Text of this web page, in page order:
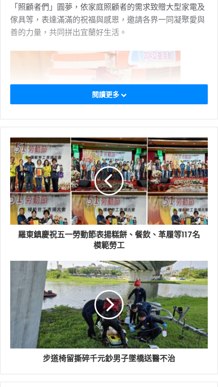
「照顧者們」圓夢，依家庭照顧者的需求致贈大型家電及
傢具等，表達滿滿的祝福與感恩，邀請各界一同凝聚愛與
善的力量，共同拼出宜蘭好生活。
孩子別怕，還有我在
大人的世界，猶如萬花筒般多元樣貌，父母決定離異後，
爸爸堅定獨自照顧阿鐵及小魚兩兄妹，每當爸爸需長期遠
航出海工作時，媽媽願意短暫返家陪伴與照顧兩兄妹生活
作期間，因非創傷性腦幹出血緊急入住加護病房，經檢查
閱讀更多
羅東鎮慶祝五一勞動節表揚糕餅、餐飲、革履等117名
模範勞工
步道椅留撕碎千元鈔男子墜橋送醫不治